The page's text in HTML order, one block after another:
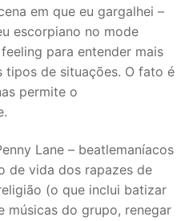
em que eu gargalhei –
escorpiano no mode
para entender mais
tipos de situações. O fato é
permite o
Lane – beatlemaníacos
de vida dos rapazes de
(o que inclui batizar
músicas do grupo, renegar